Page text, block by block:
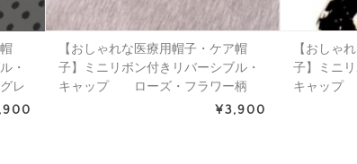
・
レ
製
【おしゃれな医療用帽子・ケア帽
子】ミニリボン付きリバーシブル・
キャップ ローズ・フラワー柄
¥3,900
【おしゃ
子】ミニ
キャップ